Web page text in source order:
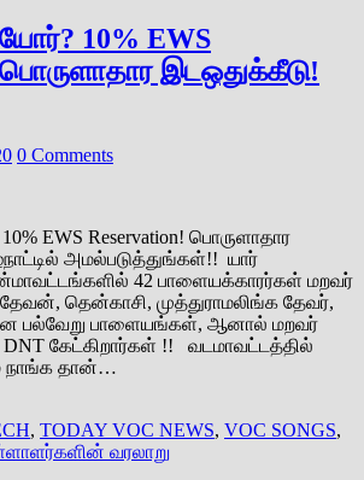
10% EWS
இடஒதுக்கீடு!
0 Comments
EWS Reservation! பொருளாதார
அமல்படுத்துங்கள்!! யார்
42 பாளையக்காரர்கள் மறவர்
தென்காசி, முத்துராமலிங்க தேவர்,
பல்வேறு பாளையங்கள், ஆனால் மறவர்
DNT கேட்கிறார்கள் !! வடமாவட்டத்தில்
நாங்க தான்…
, TODAY VOC NEWS, VOC SONGS,
வரலாறு